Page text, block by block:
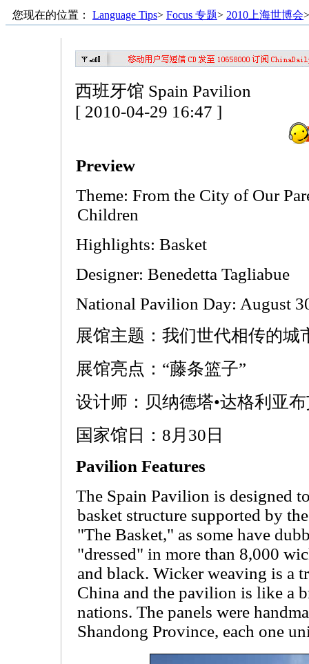
您现在的位置： Language Tips> Focus 专题> 2010上海世博会
西班牙馆 Spain Pavilion
[ 2010-04-29 16:47 ]
Preview
Theme: From the City of Our
Children
Highlights: Basket
Designer: Benedetta Tagliabue
National Pavilion Day: August
展馆主题：我们世代相传的城
展馆亮点：“藤条篮子”
设计师：贝纳德塔•达格利亚
国家馆日：8月30日
Pavilion Features
The Spain Pavilion is designed
basket structure supported by
"The Basket," as some have
"dressed" in more than 8,000
and black. Wicker weaving is a
China and the pavilion is like a
nations. The panels were
Shandong Province, each one